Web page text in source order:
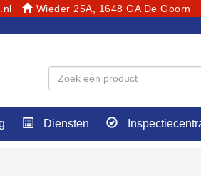
Wieder 25A, 1648 GA De Goorn
Diensten